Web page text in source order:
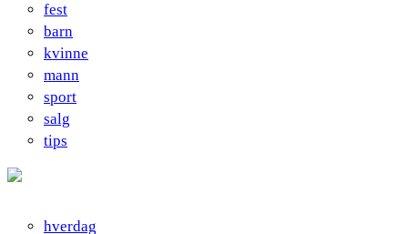
fest
barn
kvinne
mann
sport
salg
tips
hverdag